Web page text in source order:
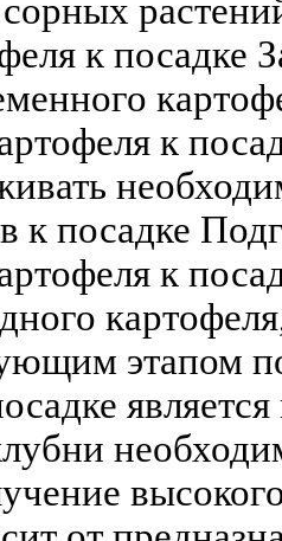
к посадке
к
к посадке
к
этапом